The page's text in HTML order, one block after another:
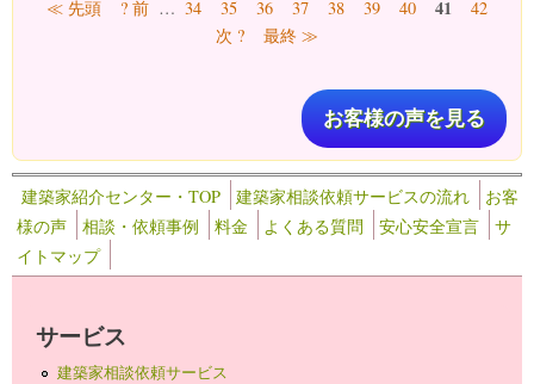
≪ 先頭 ? 前 … 34 35 36 37 38 39 40 41
42
次 ?
最終 ≫
お客様の声を見る
建築家紹介センター・TOP 建築家相談依頼サービスの流れ
お客
様の声
相談・依頼事例 料金 よくある質問 安心安全宣言
サ
イトマップ
サービス
建築家相談依頼サービス